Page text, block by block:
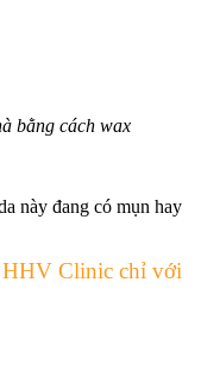
bằng cách wax
này đang có mụn hay
HHV Clinic chỉ với